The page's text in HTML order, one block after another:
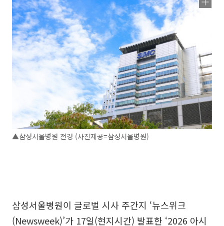
▲삼성서울병원 전경 (사진제공=삼성서울병원)
삼성서울병원이 글로벌 시사 주간지 ‘뉴스위크
(Newsweek)’가 17일(현지시간) 발표한 ‘2026 아시